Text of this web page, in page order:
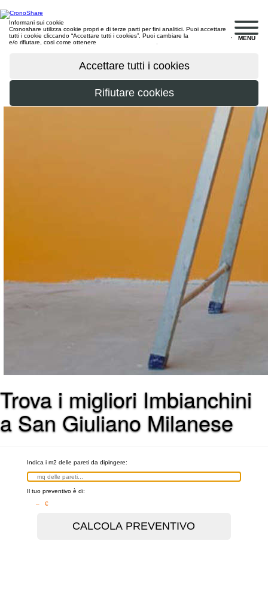
MENU
Informani sui cookie
Cronoshare utilizza cookie propri e di terze parti per fini analitici. Puoi accettare
tutti i cookie cliccando “Accettare tutti i cookies”. Puoi cambiare la
e/o rifiutare, cosi come ottenere
Trova i migliori Imbianchini
a San Giuliano Milanese
Indica i m2 delle pareti da dipingere:
Il tuo preventivo è di:
– €